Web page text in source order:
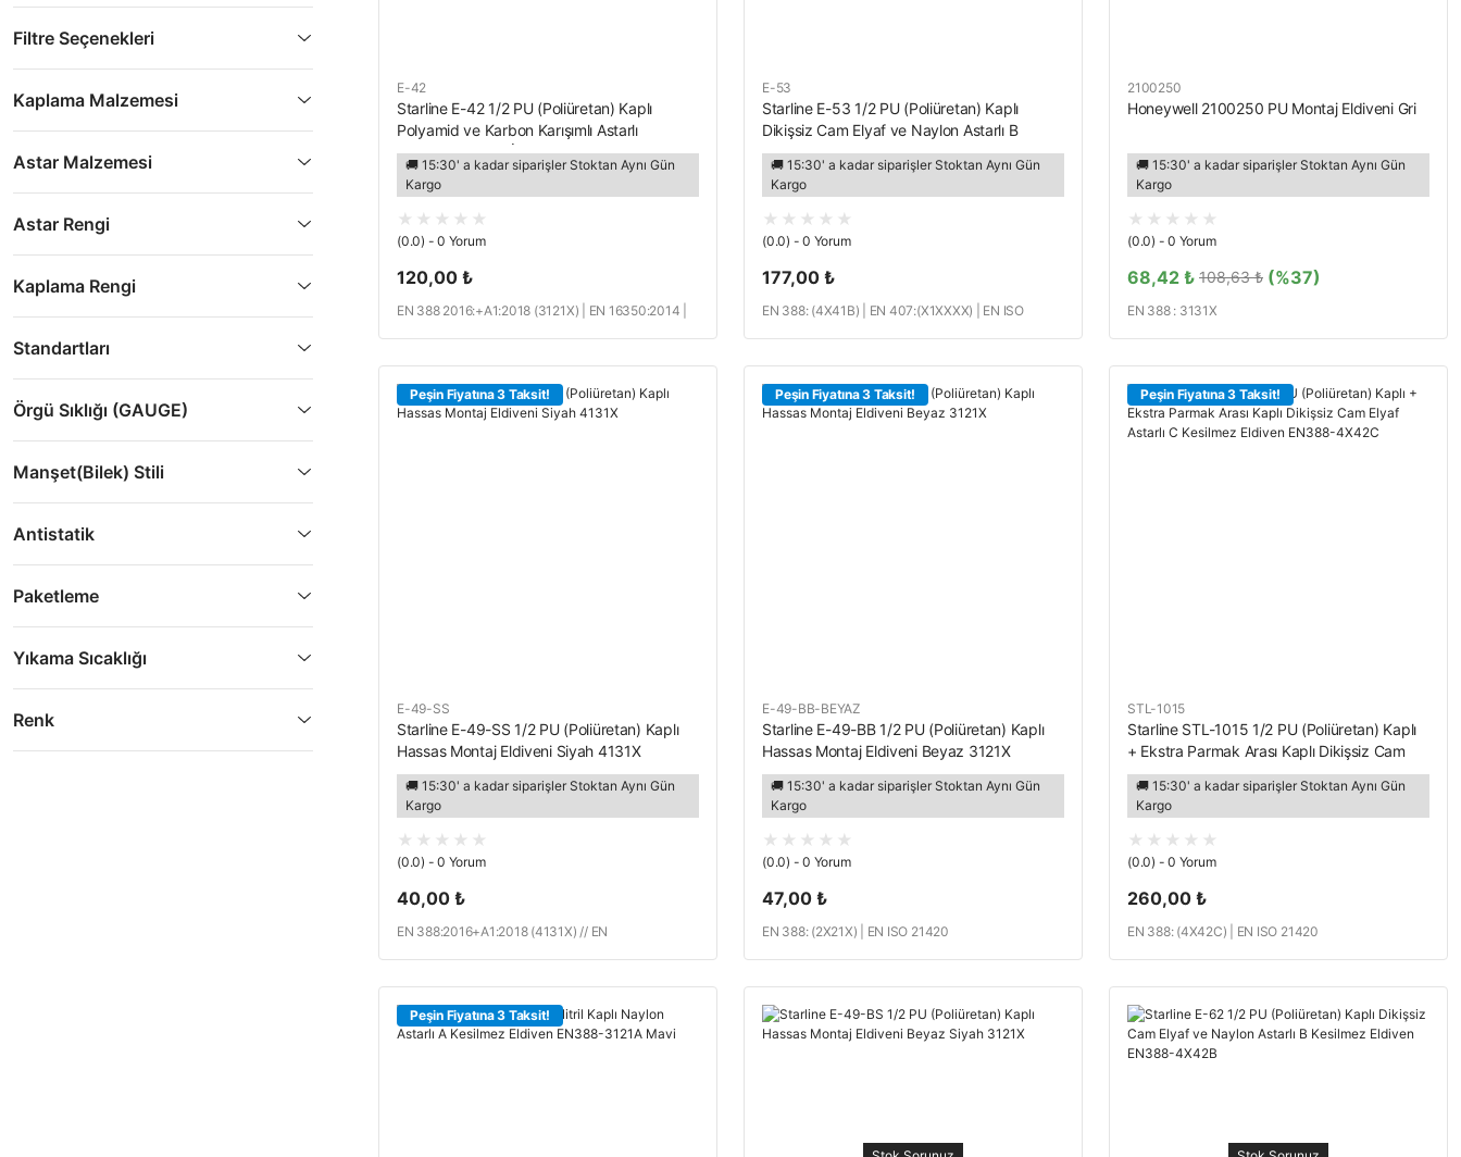
Filtre Seçenekleri
Kaplama Malzemesi
Astar Malzemesi
Astar Rengi
Kaplama Rengi
Standartları
Örgü Sıklığı (GAUGE)
Manşet(Bilek) Stili
Antistatik
Paketleme
Yıkama Sıcaklığı
Renk
E-42
Starline E-42 1/2 PU (Poliüretan) Kaplı
Polyamid ve Karbon Karışımlı Astarlı
Antistatik Beyaz İş Eldiven EN388-3121X
EN16350 EN1149-2
🚚 15:30' a kadar siparişler Stoktan Aynı Gün
Kargo
(0.0) - 0 Yorum
120,00 ₺
EN 388 2016:+A1:2018 (3121X) | EN 16350:2014 |
E-53
Starline E-53 1/2 PU (Poliüretan) Kaplı
Dikişsiz Cam Elyaf ve Naylon Astarlı B
Kesilmez Eldiven EN388-4X41B
🚚 15:30' a kadar siparişler Stoktan Aynı Gün
Kargo
(0.0) - 0 Yorum
177,00 ₺
EN 388: (4X41B) | EN 407:(X1XXXX) | EN ISO
2100250
Honeywell 2100250 PU Montaj Eldiveni Gri
🚚 15:30' a kadar siparişler Stoktan Aynı Gün
Kargo
(0.0) - 0 Yorum
68,42 ₺ 108,63 ₺ (%37)
EN 388 : 3131X
Peşin Fiyatına 3 Taksit!
E-49-SS
Starline E-49-SS 1/2 PU (Poliüretan) Kaplı
Hassas Montaj Eldiveni Siyah 4131X
🚚 15:30' a kadar siparişler Stoktan Aynı Gün
Kargo
(0.0) - 0 Yorum
40,00 ₺
EN 388:2016+A1:2018 (4131X) // EN
Peşin Fiyatına 3 Taksit!
E-49-BB-BEYAZ
Starline E-49-BB 1/2 PU (Poliüretan) Kaplı
Hassas Montaj Eldiveni Beyaz 3121X
🚚 15:30' a kadar siparişler Stoktan Aynı Gün
Kargo
(0.0) - 0 Yorum
47,00 ₺
EN 388: (2X21X) | EN ISO 21420
Peşin Fiyatına 3 Taksit!
STL-1015
Starline STL-1015 1/2 PU (Poliüretan) Kaplı
+ Ekstra Parmak Arası Kaplı Dikişsiz Cam
Elyaf Astarlı C Kesilmez Eldiven EN388-
4X42C
🚚 15:30' a kadar siparişler Stoktan Aynı Gün
Kargo
(0.0) - 0 Yorum
260,00 ₺
EN 388: (4X42C) | EN ISO 21420
Peşin Fiyatına 3 Taksit!